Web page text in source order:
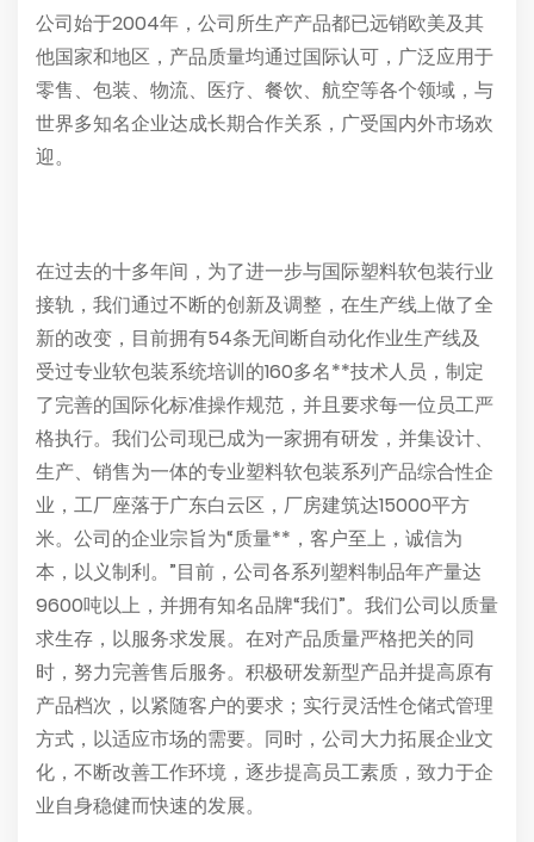
公司始于2004年，公司所生产产品都已远销欧美及其
他国家和地区，产品质量均通过国际认可，广泛应用于
零售、包装、物流、医疗、餐饮、航空等各个领域，与
世界多知名企业达成长期合作关系，广受国内外市场欢
迎。
在过去的十多年间，为了进一步与国际塑料软包装行业
接轨，我们通过不断的创新及调整，在生产线上做了全
新的改变，目前拥有54条无间断自动化作业生产线及
受过专业软包装系统培训的160多名**技术人员，制定
了完善的国际化标准操作规范，并且要求每一位员工严
格执行。我们公司现已成为一家拥有研发，并集设计、
生产、销售为一体的专业塑料软包装系列产品综合性企
业，工厂座落于广东白云区，厂房建筑达15000平方
米。公司的企业宗旨为“质量**，客户至上，诚信为
本，以义制利。”目前，公司各系列塑料制品年产量达
9600吨以上，并拥有知名品牌“我们”。我们公司以质量
求生存，以服务求发展。在对产品质量严格把关的同
时，努力完善售后服务。积极研发新型产品并提高原有
产品档次，以紧随客户的要求；实行灵活性仓储式管理
方式，以适应市场的需要。同时，公司大力拓展企业文
化，不断改善工作环境，逐步提高员工素质，致力于企
业自身稳健而快速的发展。